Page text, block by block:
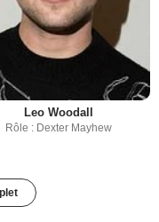
Leo Woodall
Rôle : Dexter Mayhew